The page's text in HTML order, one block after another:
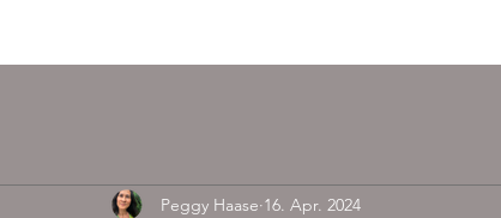
Peggy Haase 16. Apr. 2024